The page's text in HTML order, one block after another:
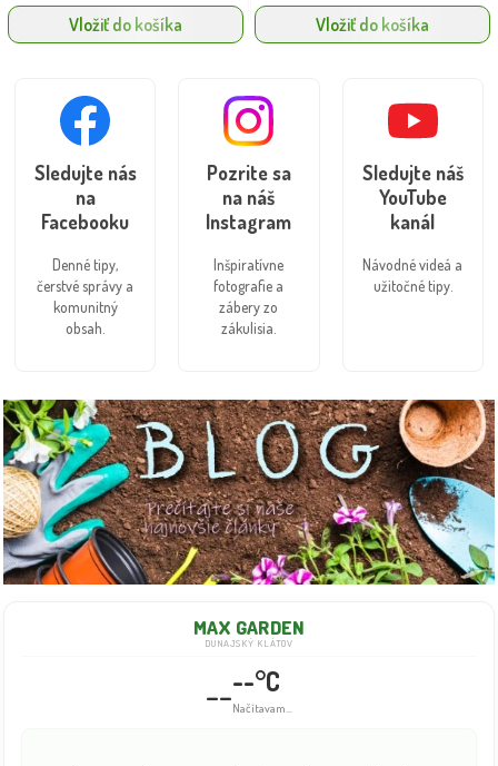
MAX GARDEN
DUNAJSKÝ KLÁTOV
----°C
Načítavam...
Vložiť do košíka Vložiť do košíka
Sledujte nás
na
Facebooku
Denné tipy,
čerstvé správy a
komunitný
obsah.
Pozrite sa
na náš
Instagram
Inšpiratívne
fotografie a
zábery zo
zákulisia.
Sledujte náš
YouTube
kanál
Návodné videá a
užitočné tipy.